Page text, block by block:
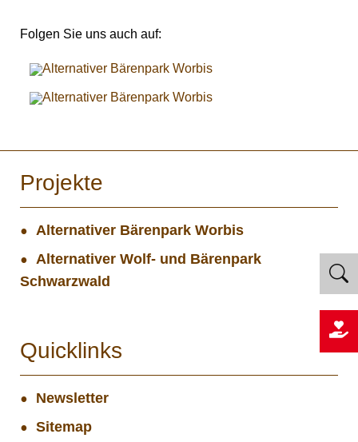
Folgen Sie uns auch auf:
Projekte
Alternativer Bärenpark Worbis
Alternativer Wolf- und Bärenpark
Schwarzwald
Quicklinks
Newsletter
Sitemap